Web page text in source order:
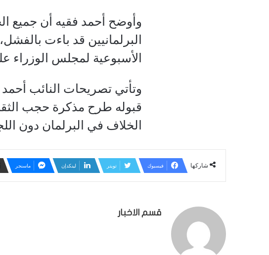
وأوضح أحمد فقيه أن جميع
البرلمانيين قد باءت
الأسبوعية لمجلس الوزراء
وتأتي تصريحات النائب
قبوله طرح مذكرة حجب الثقة
الخلاف في البرلمان دون
شاركها فيسبوك تويتر لينكدإن ماسنجر
قسم الاخبار